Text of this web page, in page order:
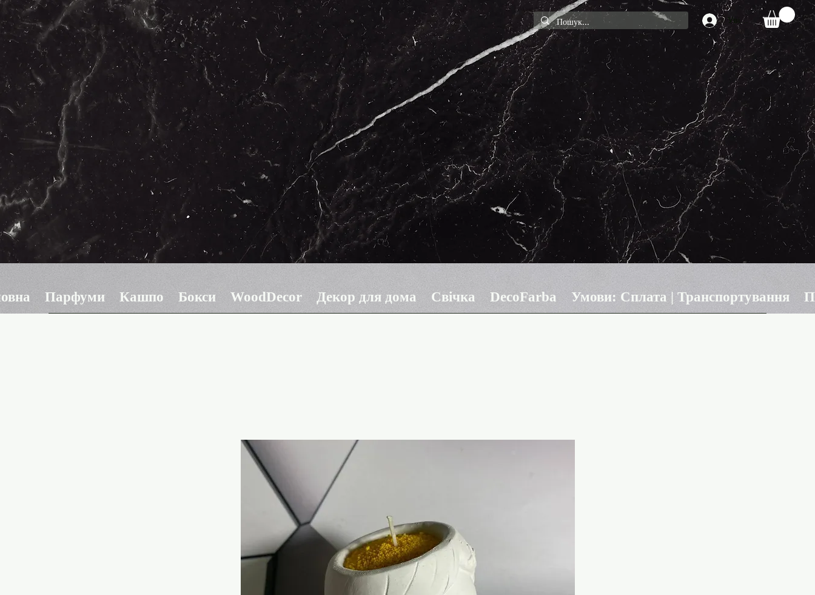
Увійти
Парфуми Кашпо Бокси WoodDecor Декор для дома Свічка DecoFarba Умови: Сплата | Транспортування